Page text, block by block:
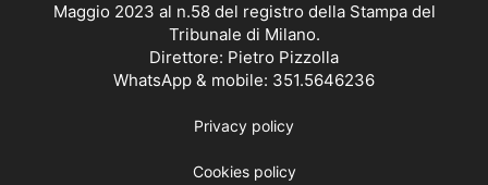
Maggio 2023 al n.58 del registro della Stampa del
Tribunale di Milano.
Direttore: Pietro Pizzolla
WhatsApp & mobile: 351.5646236
Privacy policy
Cookies policy